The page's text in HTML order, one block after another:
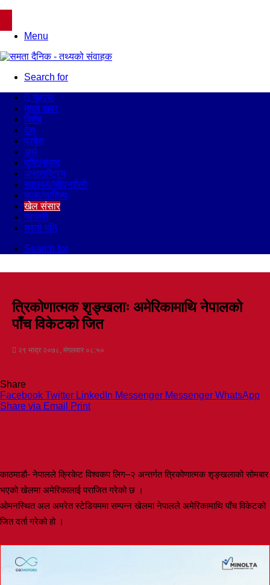
Menu
Search for
गृहपृष्ठ
मुख्य खबर
विशेष
देश
प्रदेश
अर्थ
दृष्टि/संवाद
अन्तराष्ट्रिय
स्वास्थ्य/जीवनशैली
कला/साहित्य
खेल संसार
ग्यालरी
यस्तो पनि
Search for
त्रिकोणात्मक शृङ्खलाः अमेरिकामाथि नेपालको
पाँच विकेटको जित
२९ भाद्र २०७८, मंगलवार ०८:५०
Share
Facebook Twitter LinkedIn Messenger Messenger WhatsApp
Share via Email
Print
काठमाडौ- नेपालले क्रिकेट विश्वकप लिग–२ अन्तर्गत त्रिकोणात्मक शृङ्खलाको सोमबार
भएको खेलमा अमेरिकालाई पराजित गरेको छ ।
ओमनस्थित अल अमरेत स्टेडियममा सम्पन्न खेलमा नेपालले अमेरिकामाथि पाँच विकेटको
जित दर्ता गरेको हो ।